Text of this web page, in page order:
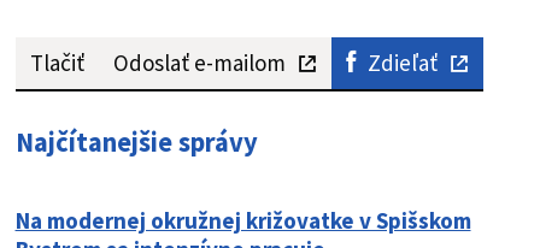
Tlačiť Odoslať e-mailom Zdieľať
Najčítanejšie správy
Na modernej okružnej križovatke v Spišskom